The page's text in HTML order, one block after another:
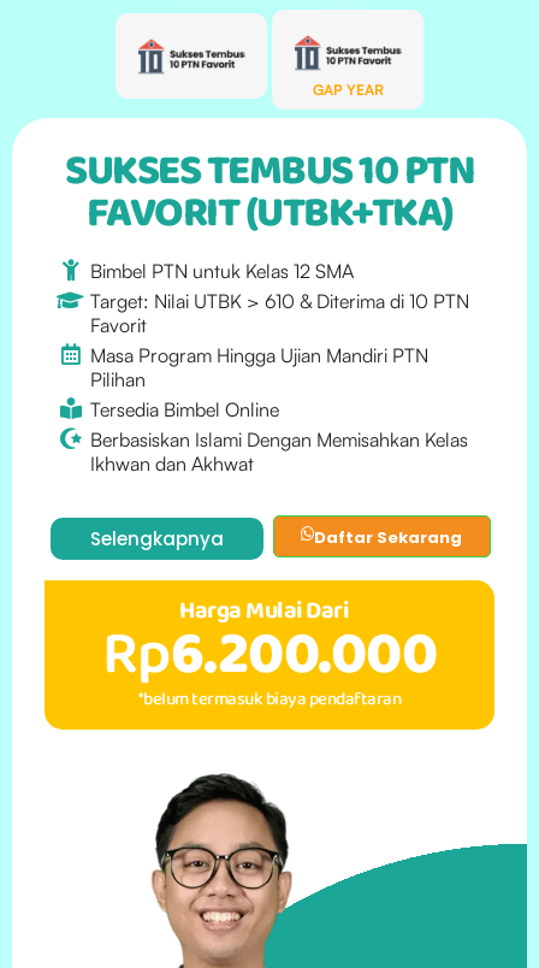
GAP YEAR
SUKSES TEMBUS 10 PTN
FAVORIT (UTBK+TKA)
Bimbel PTN untuk Kelas 12 SMA
Target: Nilai UTBK > 610 & Diterima di 10 PTN
Favorit
Masa Program Hingga Ujian Mandiri PTN
Pilihan
Tersedia Bimbel Online
Berbasiskan Islami Dengan Memisahkan Kelas
Ikhwan dan Akhwat
Selengkapnya Daftar Sekarang
Harga Mulai Dari
Rp6.200.000
*belum termasuk biaya pendaftaran